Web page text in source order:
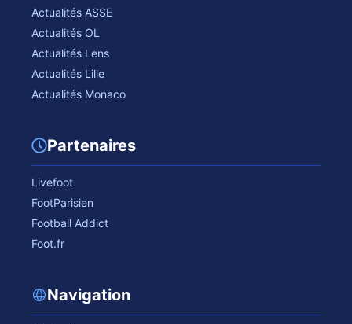
Actualités ASSE
Actualités OL
Actualités Lens
Actualités Lille
Actualités Monaco
Partenaires
Livefoot
FootParisien
Football Addict
Foot.fr
Navigation